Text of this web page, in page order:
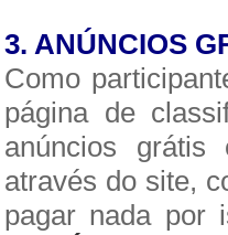
3. ANÚNCIOS
Como
página de
anúncios
através do site,
pagar nada por